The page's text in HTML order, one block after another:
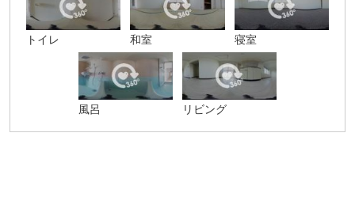
トイレ 和室 寝室
風呂 リビング